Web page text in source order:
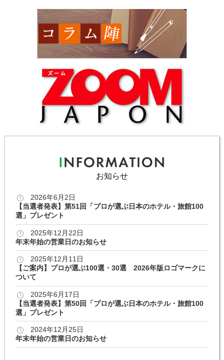
お知らせ
2026年6月2日
【当選者発表】第51回「プロが選ぶ日本のホテル・旅館100
選」プレゼント
2025年12月22日
年末年始の営業日のお知らせ
2025年12月11日
【ご案内】プロが選ぶ100選・30選 2026年版ロゴマークに
ついて
2025年6月17日
【当選者発表】第50回「プロが選ぶ日本のホテル・旅館100
選」プレゼント
2024年12月25日
年末年始の営業日のお知らせ